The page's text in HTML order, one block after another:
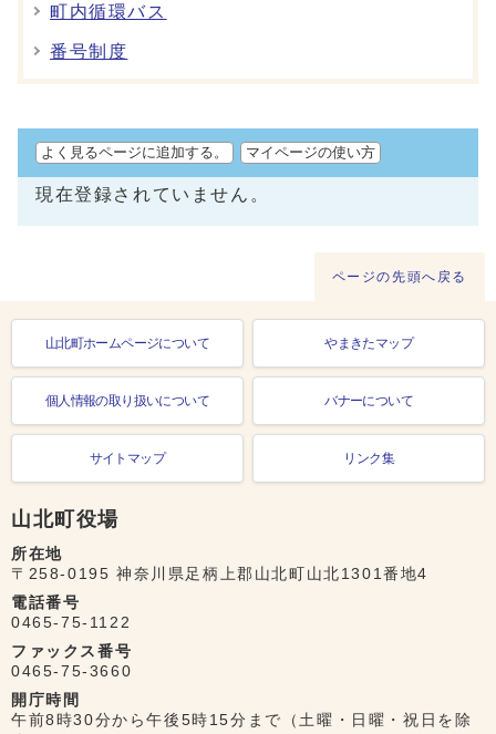
町内循環バス
番号制度
よく見るページに追加する。 マイページの使い方
現在登録されていません。
ページの先頭へ戻る
山北町ホームページについて やまきたマップ
個人情報の取り扱いについて バナーについて
サイトマップ リンク集
山北町役場
所在地
〒258-0195 神奈川県足柄上郡山北町山北1301番地4
電話番号
0465-75-1122
ファックス番号
0465-75-3660
開庁時間
午前8時30分から午後5時15分まで（土曜・日曜・祝日を除